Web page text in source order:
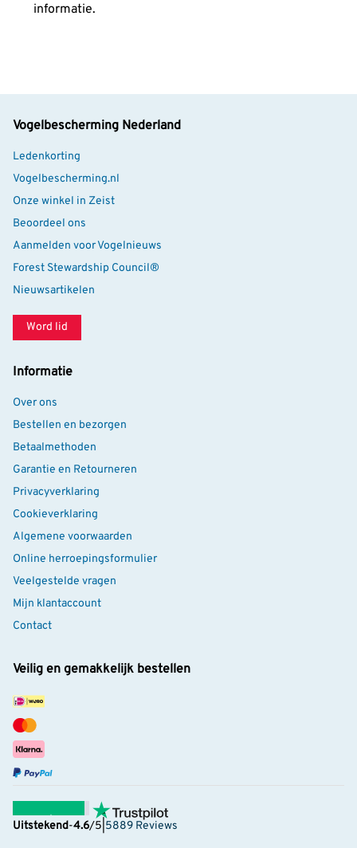
informatie.
Vogelbescherming Nederland
Ledenkorting
Vogelbescherming.nl
Onze winkel in Zeist
Beoordeel ons
Aanmelden voor Vogelnieuws
Forest Stewardship Council®
Nieuwsartikelen
Word lid
Informatie
Over ons
Bestellen en bezorgen
Betaalmethoden
Garantie en Retourneren
Privacyverklaring
Cookieverklaring
Algemene voorwaarden
Online herroepingsformulier
Veelgestelde vragen
Mijn klantaccount
Contact
Veilig en gemakkelijk bestellen
Uitstekend-4.6/5 5889 Reviews